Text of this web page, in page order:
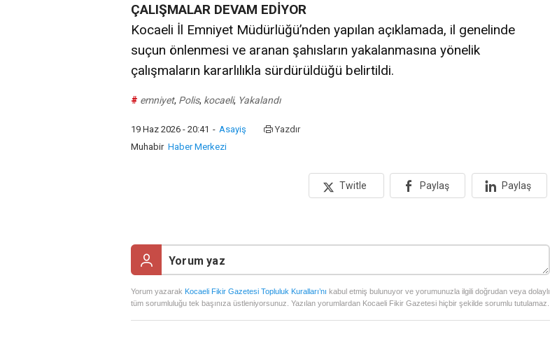
ÇALIŞMALAR DEVAM EDİYOR
Kocaeli İl Emniyet Müdürlüğü’nden yapılan açıklamada, il genelinde
suçun önlenmesi ve aranan şahısların yakalanmasına yönelik
çalışmaların kararlılıkla sürdürüldüğü belirtildi.
# emniyet, Polis, kocaeli, Yakalandı
19 Haz 2026 - 20:41 - Asayiş
Yazdır
Muhabir Haber Merkezi
Twitle Paylaş Paylaş
Yorum yazarak Kocaeli Fikir Gazetesi Topluluk Kuralları’nı kabul etmiş bulunuyor ve yorumunuzla ilgili doğrudan veya dolaylı
tüm sorumluluğu tek başınıza üstleniyorsunuz. Yazılan yorumlardan Kocaeli Fikir Gazetesi hiçbir şekilde sorumlu tutulamaz.